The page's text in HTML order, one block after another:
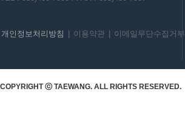
개인정보처리방침 이용약관 이메일무단수집거부
COPYRIGHT ⓒ TAEWANG. ALL RIGHTS RESERVED.